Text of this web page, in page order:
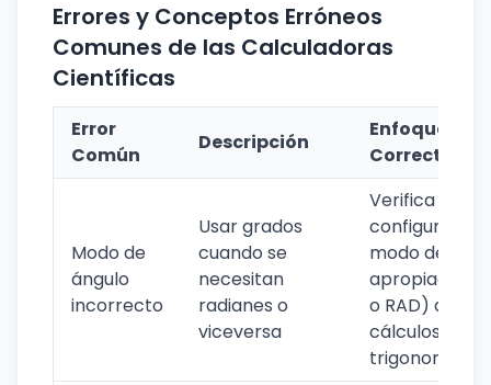
Errores y Conceptos Erróneos
Comunes de las Calculadoras
Científicas
Error
Común
Descripción
Enfoque
Correcto
Modo de
ángulo
incorrecto
Usar grados
cuando se
necesitan
radianes o
viceversa
Verifica y
configura el
modo de
apropiado
o RAD) antes
cálculos